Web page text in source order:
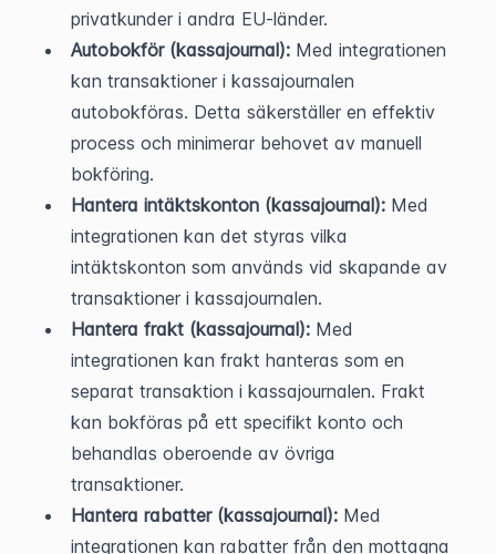
privatkunder i andra EU-länder.
Autobokför (kassajournal): Med integrationen
kan transaktioner i kassajournalen
autobokföras. Detta säkerställer en effektiv
process och minimerar behovet av manuell
bokföring.
Hantera intäktskonton (kassajournal): Med
integrationen kan det styras vilka
intäktskonton som används vid skapande av
transaktioner i kassajournalen.
Hantera frakt (kassajournal): Med
integrationen kan frakt hanteras som en
separat transaktion i kassajournalen. Frakt
kan bokföras på ett specifikt konto och
behandlas oberoende av övriga
transaktioner.
Hantera rabatter (kassajournal): Med
integrationen kan rabatter från den mottagna